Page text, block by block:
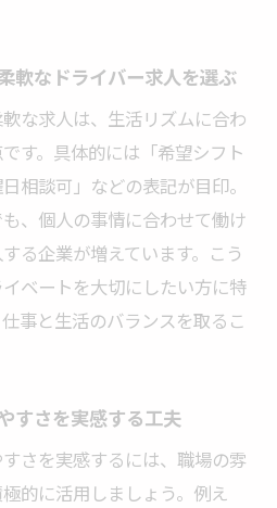
軟なドライバー求人を選ぶ
な求人は、生活リズムに合わ
す。具体的には「希望シフト
相談可」などの表記が目印。
、個人の事情に合わせて働け
る企業が増えています。こう
ベートを大切にしたい方に特
事と生活のバランスを取るこ
すさを実感する工夫
さを実感するには、職場の雰
的に活用しましょう。例え